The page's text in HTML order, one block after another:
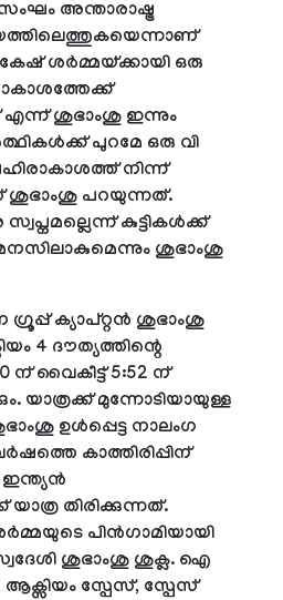
അന്താരാഷ്ട്ര
ശർമ്മയ്ക്കായി ഒരു
ശുഭാംശു ഇന്നും
പുറമേ ഒരു വി
നിന്ന്
ശുഭാംശു പറയുന്നത്.
കുട്ടികള്‍ക്ക്
ശുഭാംശു
ക്യാപ്റ്റൻ ശുഭാംശു
4 ദൗത്യത്തിന്റെ
ന് വൈകീട്ട് 5:52 ന്
യാത്രക്ക് മുന്നോടിയായുള്ള
ഉൾപ്പെട്ട നാലംഗ
കാത്തിരിപ്പിന്
തിരിക്കുന്നത്.
പിൻഗാമിയായി
ശുഭാംശു ശുക്ല. ഐ
സ്പേസ്, സ്പേസ്